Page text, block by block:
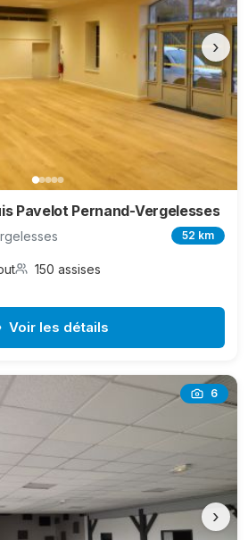
›
Pavelot Pernand-Vergelesses
52 km
150 assises
Voir les détails
6
›